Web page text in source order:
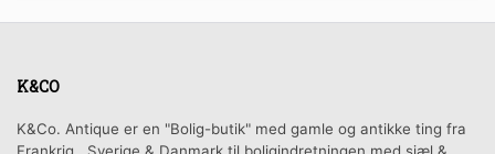
K&CO
K&Co. Antique er en "Bolig-butik" med gamle og antikke ting fra
Frankrig , Sverige & Danmark til boligindretningen med sjæl &